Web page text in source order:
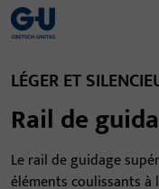
LÉGER ET
Rail de
Le rail de guidage
éléments coulissants à